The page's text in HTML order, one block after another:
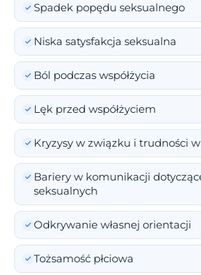
Spadek popędu seksualnego
Niska satysfakcja seksualna
Ból podczas współżycia
Lęk przed współżyciem
Kryzysy w związku i trudności
Bariery w komunikacji
seksualnych
Odkrywanie własnej orientacji
Tożsamość płciowa